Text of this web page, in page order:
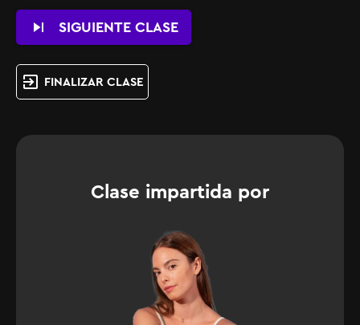
skip_next SIGUIENTE CLASE
exit_to_app FINALIZAR CLASE
Clase impartida por